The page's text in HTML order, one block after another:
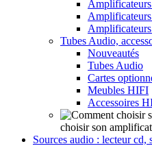
Tubes Audio,
Nouveautés
Tubes Audio
Cartes
Meubles HIFI
Accessoires
choisir son
Sources audio : lecteur cd,